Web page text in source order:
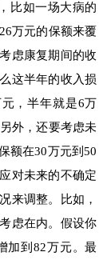
比如一场大病的
万元的保额来覆
虑康复期间的收
这半年的收入损
，半年就是6万
外，还要考虑未
额在30万元到50
对未来的不确定
来调整。比如，
虑在内。假设你
加到82万元。最